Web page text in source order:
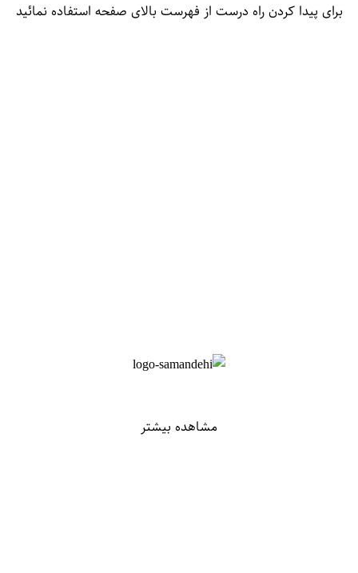
برای پیدا کردن راه درست از فهرست بالای صفحه استفاده نمائید
مشاهده بیشتر